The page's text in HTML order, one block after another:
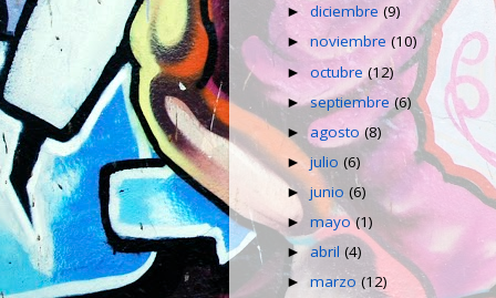
►diciembre(9)
►noviembre(10)
►octubre(12)
►septiembre(6)
►agosto(8)
►julio(6)
►junio(6)
►mayo(1)
►abril(4)
►marzo(12)